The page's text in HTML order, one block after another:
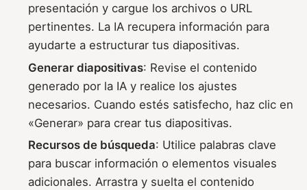
presentación y cargue los archivos o URL
pertinentes. La IA recupera información para
ayudarte a estructurar tus diapositivas.
Generar diapositivas: Revise el contenido
generado por la IA y realice los ajustes
necesarios. Cuando estés satisfecho, haz clic en
«Generar» para crear tus diapositivas.
Recursos de búsqueda: Utilice palabras clave
para buscar información o elementos visuales
adicionales. Arrastra y suelta el contenido